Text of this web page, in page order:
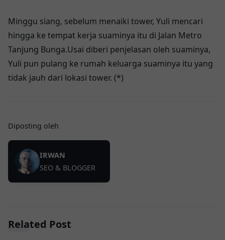
Minggu siang, sebelum menaiki tower, Yuli mencari
hingga ke tempat kerja suaminya itu di Jalan Metro
Tanjung Bunga.Usai diberi penjelasan oleh suaminya,
Yuli pun pulang ke rumah keluarga suaminya itu yang
tidak jauh dari lokasi tower. (*)
Diposting oleh
IRWAN
SEO & BLOGGER
Related Post